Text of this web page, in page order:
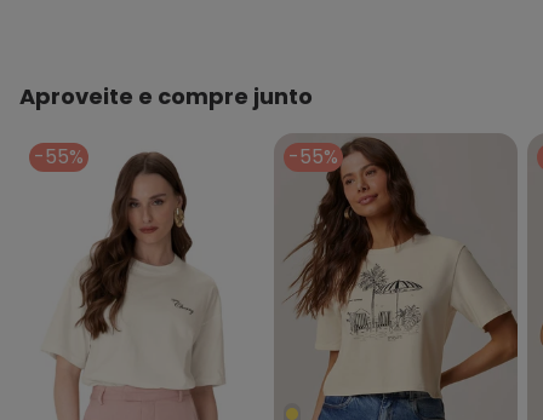
Aproveite e compre junto
-55% -55%